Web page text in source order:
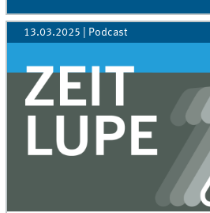
13.03.2025 | Podcast